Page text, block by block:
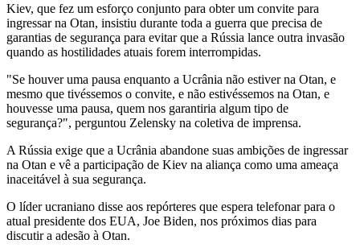
Kiev, que fez um esforço conjunto para obter um convite para
ingressar na Otan, insistiu durante toda a guerra que precisa de
garantias de segurança para evitar que a Rússia lance outra invasão
quando as hostilidades atuais forem interrompidas.
"Se houver uma pausa enquanto a Ucrânia não estiver na Otan, e
mesmo que tivéssemos o convite, e não estivéssemos na Otan, e
houvesse uma pausa, quem nos garantiria algum tipo de
segurança?", perguntou Zelensky na coletiva de imprensa.
A Rússia exige que a Ucrânia abandone suas ambições de ingressar
na Otan e vê a participação de Kiev na aliança como uma ameaça
inaceitável à sua segurança.
O líder ucraniano disse aos repórteres que espera telefonar para o
atual presidente dos EUA, Joe Biden, nos próximos dias para
discutir a adesão à Otan.